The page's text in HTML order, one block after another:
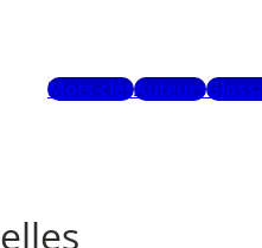
Mots-clésAuteurs